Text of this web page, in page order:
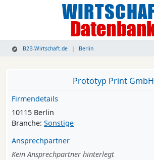
B2B-Wirtschaft.de Berlin
Prototyp Print GmbH
Firmendetails
10115 Berlin
Branche: Sonstige
Ansprechpartner
Kein Ansprechpartner hinterlegt